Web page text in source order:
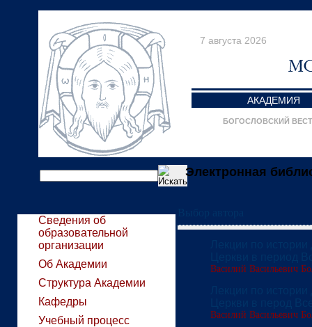
7 августа 2026
АКАДЕМИЯ
БОГОСЛОВСКИЙ
Сведения об
образовательной
организации
Об Академии
Структура Академии
Кафедры
Учебный процесс
Электронная
Василий Васильевич
Василий Васильевич